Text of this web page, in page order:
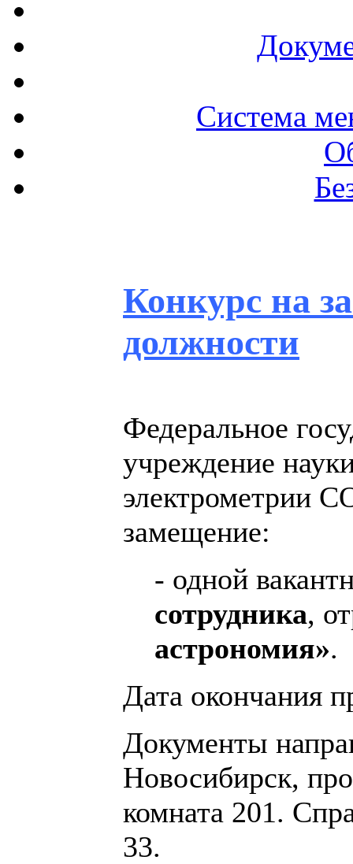
Система
Конкурс на
должности
Федеральное
учреждение
электрометрии
замещение:
- одной
сотрудника,
астрономия».
Дата окончания
Документы
Новосибирск,
комната 201.
33.